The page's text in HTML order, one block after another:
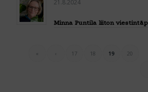
21.8.2024
Minna Puntila liiton
« ‹ 17 18 19 20